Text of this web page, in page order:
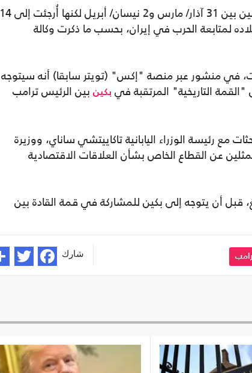
وكان من المقرر سابقاً أن تُجرى زيارة ترامب إلى الصين بين 31 آذار/ مارس و2 نيسان/ أبريل لكنها أُرجئت إلى 14
بلاده لمتابعة الحرب في إيران، بحسب ما ذكرت وكالة
في منشور عبر منصة "إكس" (تويتر سابقا) أنه سيتوجه
"القمة التاريخية" المرتقبة في بكين بين الرئيس ترامب
رئيسة الوزراء اليابانية تاكاييتشي ساناي، ووزيرة
عن القطاع الخاص بشأن العلاقات الاقتصادية
قبل أن يتوجه إلى بكين للمشاركة في قمة القادة بين
شارك